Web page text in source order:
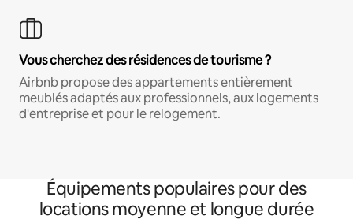
Vous cherchez des résidences de tourisme ?
Airbnb propose des appartements entièrement
meublés adaptés aux professionnels, aux logements
d'entreprise et pour le relogement.
Équipements populaires pour des
locations moyenne et longue durée